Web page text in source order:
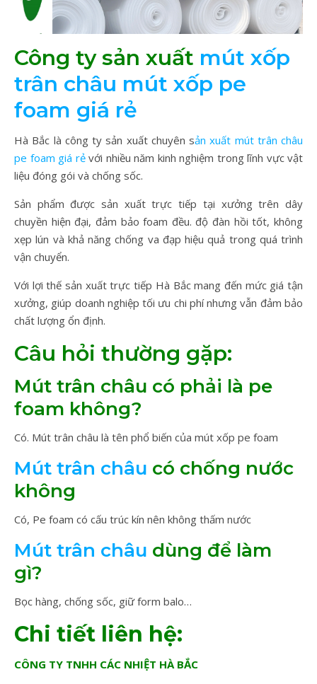
Công ty sản xuất mút xốp
trân châu mút xốp pe
foam giá rẻ
Hà Bắc là công ty sản xuất chuyên sản xuất mút trân châu
pe foam giá rẻvới nhiều năm kinh nghiệm trong lĩnh vực vật
liệu đóng gói và chống sốc.
Sản phẩm được sản xuất trực tiếp tại xưởng trên dây
chuyền hiện đại, đảm bảo foam đều. độ đàn hồi tốt, không
xẹp lún và khả năng chống va đạp hiệu quả trong quá trình
vận chuyển.
Với lợi thế sản xuất trực tiếp Hà Bắc mang đến mức giá tận
xưởng, giúp doanh nghiệp tối ưu chi phí nhưng vẫn đảm bảo
chất lượng ổn định.
Câu hỏi thường gặp:
Mút trân châu có phải là pe
foam không?
Có. Mút trân châu là tên phổ biến của mút xốp pe foam
Mút trân châu có chống nước
không
Có, Pe foam có cấu trúc kín nên không thấm nước
Mút trân châu dùng để làm
gì?
Bọc hàng, chống sốc, giữ form balo…
Chi tiết liên hệ:
CÔNG TY TNHH CÁC NHIỆT HÀ BẮC